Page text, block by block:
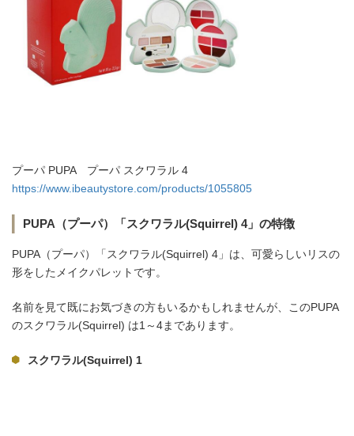
プーパ PUPA プーパ スクワラル 4
https://www.ibeautystore.com/products/1055805
PUPA（プーパ）「スクワラル(Squirrel) 4」の特徴
PUPA（プーパ）「スクワラル(Squirrel) 4」は、可愛らしいリスの
形をしたメイクパレットです。
名前を見て既にお気づきの方もいるかもしれませんが、このPUPA
のスクワラル(Squirrel) は1～4まであります。
スクワラル(Squirrel) 1